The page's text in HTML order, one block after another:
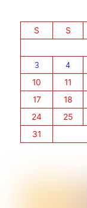
S
S
3
4
10
11
17
18
24
25
31